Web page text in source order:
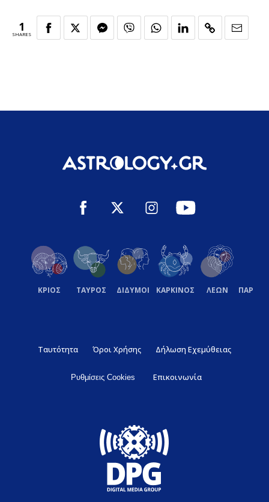
1
SHARES
ΚΡΙΟΣ ΤΑΥΡΟΣ ΔΙΔΥΜΟΙ ΚΑΡΚΙΝΟΣ ΛΕΩΝ
Ταυτότητα Όροι Χρήσης Δήλωση Εχεμύθειας
Ρυθμίσεις Cookies Επικοινωνία